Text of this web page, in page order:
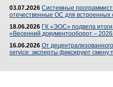
03.07.2026 Системные
отечественные ОС для встроенных
18.06.2026 ГК «ЭОС» подвела
«Весенний документооборот –
16.06.2026 От
service: эксперты фиксируют